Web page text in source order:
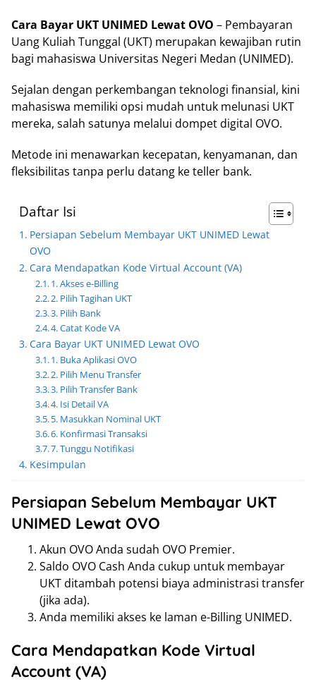
Cara Bayar UKT UNIMED Lewat OVO – Pembayaran
Uang Kuliah Tunggal (UKT) merupakan kewajiban rutin
bagi mahasiswa Universitas Negeri Medan (UNIMED).
Sejalan dengan perkembangan teknologi finansial, kini
mahasiswa memiliki opsi mudah untuk melunasi UKT
mereka, salah satunya melalui dompet digital OVO.
Metode ini menawarkan kecepatan, kenyamanan, dan
fleksibilitas tanpa perlu datang ke teller bank.
Daftar Isi
Persiapan Sebelum Membayar UKT UNIMED Lewat
OVO
Cara Mendapatkan Kode Virtual Account (VA)
1. Akses e-Billing
2. Pilih Tagihan UKT
3. Pilih Bank
4. Catat Kode VA
Cara Bayar UKT UNIMED Lewat OVO
1. Buka Aplikasi OVO
2. Pilih Menu Transfer
3. Pilih Transfer Bank
4. Isi Detail VA
5. Masukkan Nominal UKT
6. Konfirmasi Transaksi
7. Tunggu Notifikasi
Kesimpulan
Persiapan Sebelum Membayar UKT
UNIMED Lewat OVO
Akun OVO Anda sudah OVO Premier.
Saldo OVO Cash Anda cukup untuk membayar
UKT ditambah potensi biaya administrasi transfer
(jika ada).
Anda memiliki akses ke laman e-Billing UNIMED.
Cara Mendapatkan Kode Virtual
Account (VA)